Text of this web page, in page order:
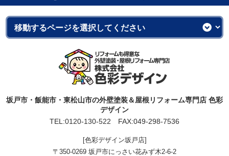
坂戸市・飯能市・東松山市の外壁塗装＆屋根リフォーム専門店 色彩
デザイン
TEL:0120-130-522 FAX:049-298-7536
[色彩デザイン坂戸店]
〒350-0269 坂戸市にっさい花みず木2-6-2